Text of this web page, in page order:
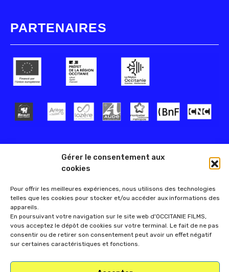
Gérer le consentement aux
cookies
Pour offrir les meilleures expériences, nous utilisons des technologies
telles que les cookies pour stocker et/ou accéder aux informations des
appareils.
En poursuivant votre navigation sur le site web d'OCCITANIE FILMS,
vous acceptez le dépôt de cookies sur votre terminal. Le fait de ne pas
consentir ou de retirer son consentement peut avoir un effet négatif
sur certaines caractéristiques et fonctions.
PARTENAIRES